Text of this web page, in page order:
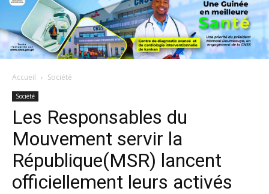
Accueil Société
Société
Les Responsables du
Mouvement servir la
République(MSR) lancent
officiellement leurs activés